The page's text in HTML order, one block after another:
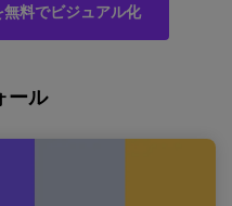
料でビジュアル化
ール